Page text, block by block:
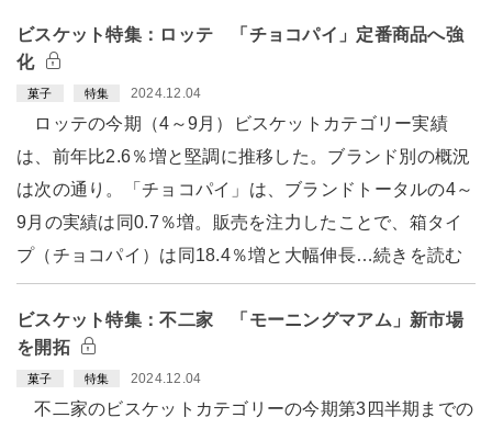
ビスケット特集：ロッテ 「チョコパイ」定番商品へ強
化
菓子 特集 2024.12.04
ロッテの今期（4～9月）ビスケットカテゴリー実績
は、前年比2.6％増と堅調に推移した。ブランド別の概況
は次の通り。「チョコパイ」は、ブランドトータルの4～
9月の実績は同0.7％増。販売を注力したことで、箱タイ
プ（チョコパイ）は同18.4％増と大幅伸長…続きを読む
ビスケット特集：不二家 「モーニングマアム」新市場
を開拓
菓子 特集 2024.12.04
不二家のビスケットカテゴリーの今期第3四半期までの